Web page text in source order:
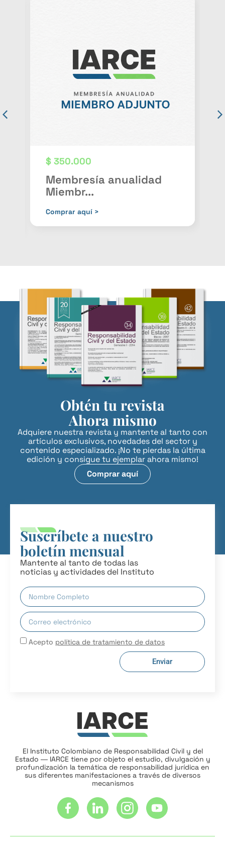
$ 350.000
Membresía anualidad
Miembr...
Comprar aquí >
Obtén tu revista
Ahora mismo
Adquiere nuestra revista y mantente al tanto con
artículos exclusivos, novedades del sector y
contenido especializado. ¡No te pierdas la última
edición y consigue tu ejemplar ahora mismo!
Comprar aquí
Suscríbete a nuestro
boletín mensual
Mantente al tanto de todas las
noticias y actividades del Instituto
Acepto política de tratamiento de datos
Enviar
El Instituto Colombiano de Responsabilidad Civil y del
Estado ― IARCE tiene por objeto el estudio, divulgación y
profundización la temática de responsabilidad jurídica en
sus diferentes manifestaciones a través de diversos
mecanismos